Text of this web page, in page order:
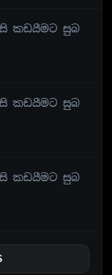
කඩයීමට සුබ
කඩයීමට සුබ
කඩයීමට සුබ